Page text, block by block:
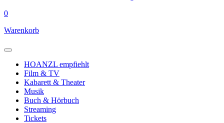
0
Warenkorb
HOANZL empfiehlt
Film & TV
Kabarett & Theater
Musik
Buch & Hörbuch
Streaming
Tickets